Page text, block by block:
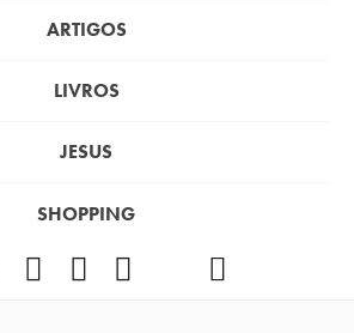
ARTIGOS
LIVROS
JESUS
SHOPPING